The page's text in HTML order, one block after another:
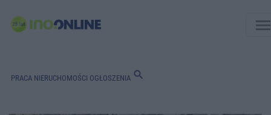
PRACA NIERUCHOMOŚCI OGŁOSZENIA search